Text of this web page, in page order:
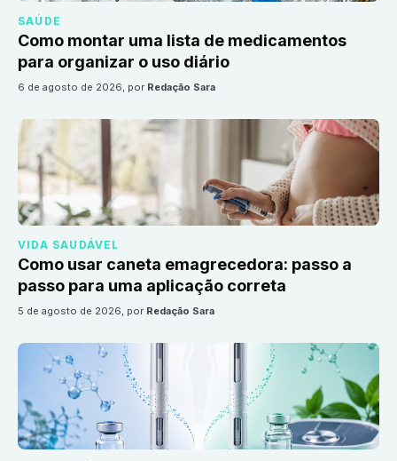
SAÚDE
Como montar uma lista de medicamentos
para organizar o uso diário
6 de agosto de 2026, por Redação Sara
VIDA SAUDÁVEL
Como usar caneta emagrecedora: passo a
passo para uma aplicação correta
5 de agosto de 2026, por Redação Sara